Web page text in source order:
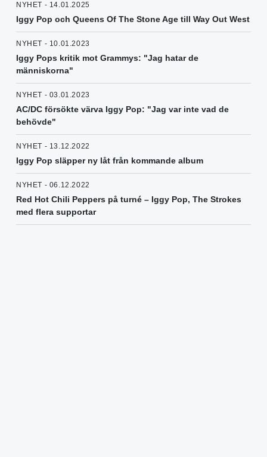
NYHET - 14.01.2025
Iggy Pop och Queens Of The Stone Age till Way Out West
NYHET - 10.01.2023
Iggy Pops kritik mot Grammys: "Jag hatar de
människorna"
NYHET - 03.01.2023
AC/DC försökte värva Iggy Pop: "Jag var inte vad de
behövde"
NYHET - 13.12.2022
Iggy Pop släpper ny låt från kommande album
NYHET - 06.12.2022
Red Hot Chili Peppers på turné – Iggy Pop, The Strokes
med flera supportar